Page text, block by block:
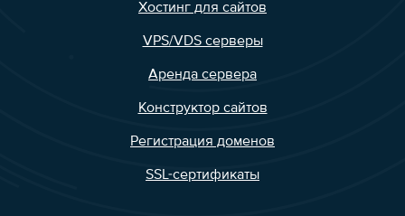
Хостинг для сайтов
VPS/VDS серверы
Аренда сервера
Конструктор сайтов
Регистрация доменов
SSL-сертификаты